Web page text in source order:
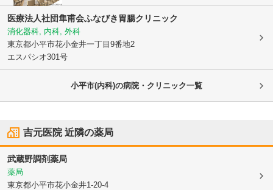
医療法人社団隼甫会ふなびき胃腸クリニック
消化器科, 内科, 外科
東京都小平市花小金井一丁目9番地2
エスパシオ301号
小平市(内科)の病院・クリニック一覧
吉元医院近隣の薬局
武蔵野調剤薬局
薬局
東京都小平市花小金井1-20-4